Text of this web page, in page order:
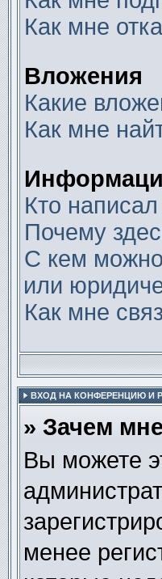
Как мне
Вложения
Какие
Как мне
Кто
Почему
С кем можно
или
Как мне
ВХОД НА КОНФЕРЕНЦИЮ И
» Зачем
Вы можете
менее